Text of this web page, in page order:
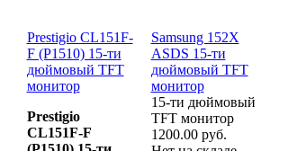
Prestigio CL151F-
F (P1510) 15-ти
дюймовый TFT
монитор
Prestigio
CL151F-F
Samsung 152X
ASDS 15-ти
дюймовый TFT
монитор
15-ти дюймовый
TFT монитор
1200.00 руб.